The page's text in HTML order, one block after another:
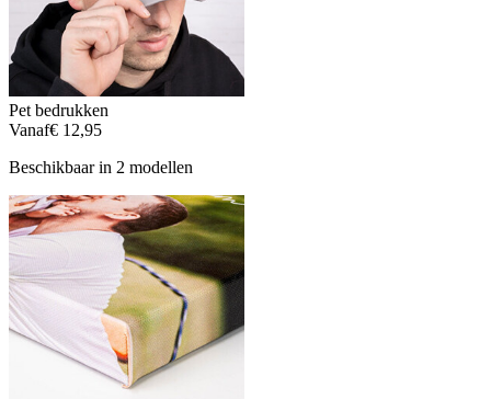
Pet bedrukken
Vanaf€ 12,95
Beschikbaar in 2 modellen